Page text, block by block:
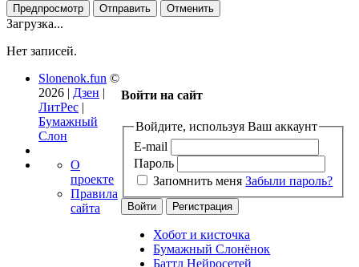
Загрузка...
Нет записей.
Войти на сайт
Войдите, используя Ваш аккаунт
E-mail
Пароль
Запомнить меня Забыли пароль?
Хобот и кисточка
Бумажный Слонёнок
Баттл Нейросетей
Slonenok.fun ©
2026 | Дзен |
ЛитРес |
Бумажный
Слон
О
проекте
Правила
сайта